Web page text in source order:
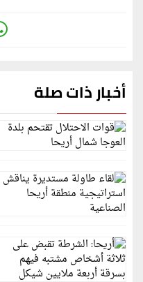
أخبار ذات صلة